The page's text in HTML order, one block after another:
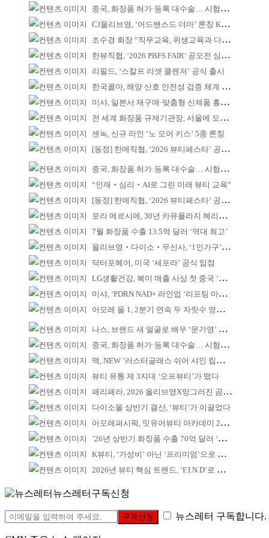
중국, 화장품 허가·등록 대수술… 시험자료 공용 허용
CJ올리브영, ‘어드밴스드 더마’ 론칭 K더마 육성 박차
조수경 회장 “직무교육, 위생교육과 다르다”
한뷰직협, ‘2026 PBFS FAIR’ 공모전 심사 성료
리필드, ‘스칼프 리셋 클렌저’ 공식 출시
한국콜마, 해양 산호 안전성 검증 체계 구축
미샤, 일본서 재구매·맞춤형 신제품 흥행 ‘쌍끌이’
전 세계 화장품 규제기관장, 서울에 모인다
센녹, 신규 라인 ‘노 모어 키스’ 5종 론칭
[동정] 한메직협, ‘2026 뷰티페스타’ 공동 주최
중국, 화장품 허가·등록 대수술… 시험자료 공용 허용
“인재‧심리‧AI로 그린 미래 뷰티 교육”
[동정] 한메직협, ‘2026 뷰티페스타’ 공동 주최
로라 메르시에, 30년 카뮤플라지 헤리티지 담아
7월 화장품 수출 13.5억 달러 ‘역대 최고’
올리브영‧다이소‧무신사, ‘1인가구’가 이끈다
닥터포헤어, 미국 ‘세포라’ 공식 입점
LG생활건강, 북미 매출 사상 첫 중국 ‘추월’
미샤, ‘PDRN NAD+ 라인업 ‘리프팅 마스크’ 출시
아모레 올 1, 2분기 연속 두 자릿수 영업이익률 기록
나스, 브랜드 새 얼굴로 배우 ‘문가영’ 발탁
중국, 화장품 허가·등록 대수술… 시험자료 공용 허용
맥, NEW ‘러스터글래스 쉬어 샤인 립스틱’ 출시
뷰티 유통 제 3지대 ‘오프뷰티’가 떴다
페리페라, 2026 올리브영X망그러진 곰 콜라보
다이소몰 상반기 결산, ‘뷰티’가 이끌었다
아모레퍼시픽, 밋유어뷰티 아카데미 2기 발대식
’26년 상반기 화장품 수출 70억 달러 ‘역대 최고’
K뷰티, ‘가성비’ 아닌 ‘프리미엄’으로 승부걸어야
2026년 뷰티 핵심 트렌드, ‘F.I.N.D’로 읽는다
뉴스레터구독신청
구독신청 뉴스레터 구독합니다.